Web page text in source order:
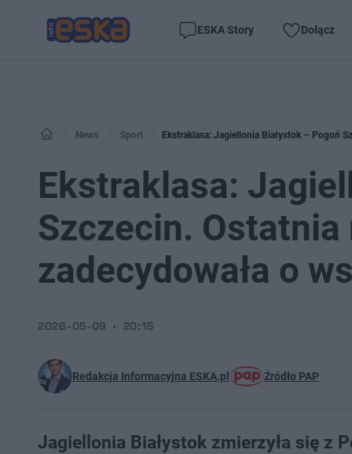
ESKA Story Dołącz
News Sport Ekstraklasa: Jagiellonia Białystok – Pogoń
Ekstraklasa:
Szczecin.
zadecydowała o
Redakcja Informacyjna ESKA.pl Źródło PAP
2026-05-09 20:15
Jagiellonia Białystok zmierzyła się z